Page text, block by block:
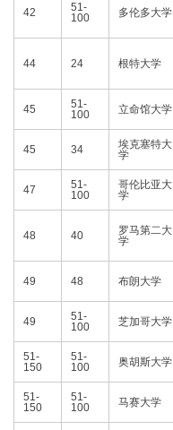
42
51-
100
多伦多大学
44 24 根特大学
45
51-
100
立命馆大学
45 34
埃克塞特大
学
47
51-
100
哥伦比亚大
学
48 40
罗马第二大
学
49 48 布朗大学
49
51-
100
芝加哥大学
51-
150
51-
100
奥胡斯大学
51-
150
51-
100
马赛大学